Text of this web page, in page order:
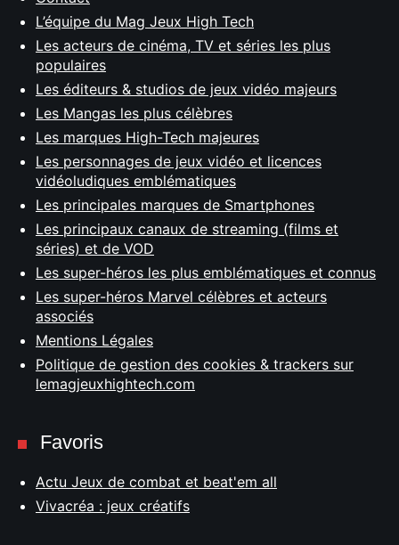
L’équipe du Mag Jeux High Tech
Les acteurs de cinéma, TV et séries les plus
populaires
Les éditeurs & studios de jeux vidéo majeurs
Les Mangas les plus célèbres
Les marques High-Tech majeures
Les personnages de jeux vidéo et licences
vidéoludiques emblématiques
Les principales marques de Smartphones
Les principaux canaux de streaming (films et
séries) et de VOD
Les super-héros les plus emblématiques et connus
Les super-héros Marvel célèbres et acteurs
associés
Mentions Légales
Politique de gestion des cookies & trackers sur
lemagjeuxhightech.com
Favoris
Actu Jeux de combat et beat'em all
Vivacréa : jeux créatifs